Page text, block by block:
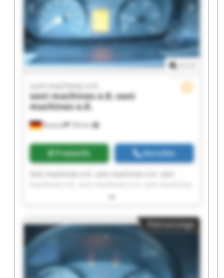
Rostock 756 km
soni machines e.K.
soni machines e.K.soni
machines e.K.
Preisinfo Anrufen
Soni machines e.K. soni machines e.K. soni
e.K. soni machines e.K. soni machines e.K. soni
e.K. soni machines e.K. soni machines e.K. soni
machines e.K. soni machines e.K. soni machines
e.K. soni machines e.K. soni machines e.K. soni
e.K.
Kleinanzeige